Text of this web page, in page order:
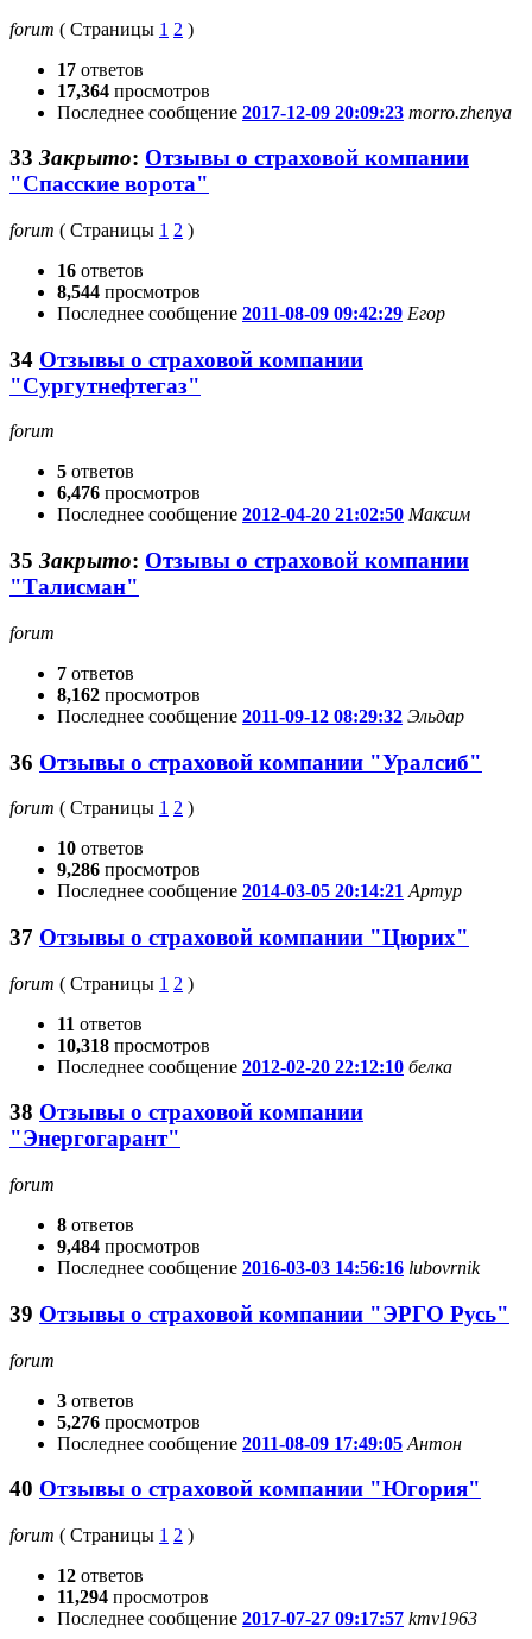
forum ( Страницы 1 2 )
17 ответов
17,364 просмотров
Последнее сообщение 2017-12-09 20:09:23 morro.zhenya
33 Закрыто: Отзывы о страховой компании
"Спасские ворота"
forum ( Страницы 1 2 )
16 ответов
8,544 просмотров
Последнее сообщение 2011-08-09 09:42:29 Егор
34 Отзывы о страховой компании
"Сургутнефтегаз"
forum
5 ответов
6,476 просмотров
Последнее сообщение 2012-04-20 21:02:50 Максим
35 Закрыто: Отзывы о страховой компании
"Талисман"
forum
7 ответов
8,162 просмотров
Последнее сообщение 2011-09-12 08:29:32 Эльдар
36 Отзывы о страховой компании "Уралсиб"
forum ( Страницы 1 2 )
10 ответов
9,286 просмотров
Последнее сообщение 2014-03-05 20:14:21 Артур
37 Отзывы о страховой компании "Цюрих"
forum ( Страницы 1 2 )
11 ответов
10,318 просмотров
Последнее сообщение 2012-02-20 22:12:10 белка
38 Отзывы о страховой компании
"Энергогарант"
forum
8 ответов
9,484 просмотров
Последнее сообщение 2016-03-03 14:56:16 lubovrnik
39 Отзывы о страховой компании "ЭРГО Русь"
forum
3 ответов
5,276 просмотров
Последнее сообщение 2011-08-09 17:49:05 Антон
40 Отзывы о страховой компании "Югория"
forum ( Страницы 1 2 )
12 ответов
11,294 просмотров
Последнее сообщение 2017-07-27 09:17:57 kmv1963